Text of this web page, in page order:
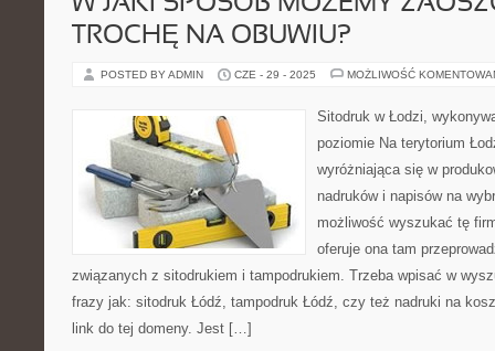
TROCHĘ NA OBUWIU?
POSTED BY ADMIN CZE - 29 - 2025 MOŻLIWOŚĆ
Sitodruk w Łodzi,
poziomie Na terytorium
wyróżniająca się w
nadruków i napisów na
możliwość wyszukać tę
oferuje ona tam
związanych z sitodrukiem i tampodrukiem. Trzeba wpisać w
frazy jak: sitodruk Łódź, tampodruk Łódź, czy też nadruki na
link do tej domeny. Jest […]